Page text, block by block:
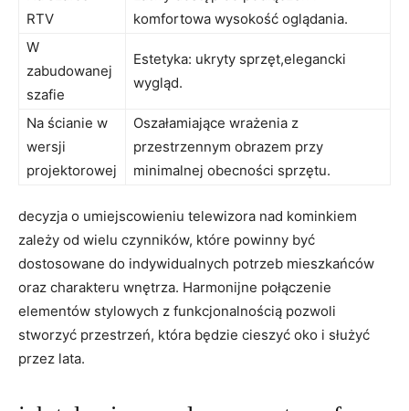
‍RTV
komfortowa ‍wysokość⁣ oglądania.
W
zabudowanej
szafie
Estetyka:‌ ukryty sprzęt,elegancki
‌wygląd.
Na ścianie w
wersji
projektorowej
Oszałamiające ‌wrażenia z
przestrzennym obrazem przy
minimalnej obecności sprzętu.
decyzja o umiejscowieniu telewizora nad kominkiem
zależy od wielu‌ czynników, które powinny być
dostosowane do‍ indywidualnych potrzeb mieszkańców
oraz charakteru wnętrza. Harmonijne połączenie
⁣elementów stylowych z funkcjonalnością⁤ pozwoli
stworzyć przestrzeń, która będzie cieszyć oko i służyć
przez lata.